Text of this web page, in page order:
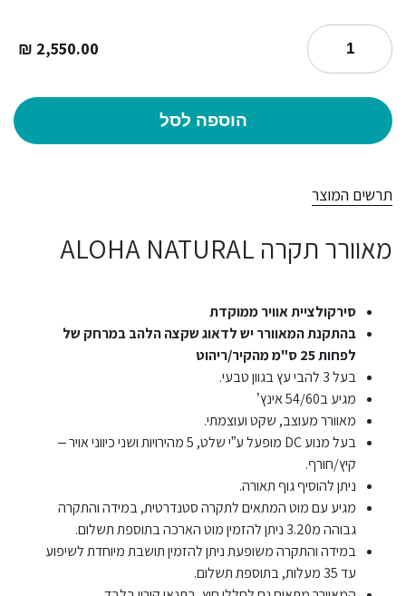
2,550.00
₪
הוספה לסל
תרשים המוצר
מאוורר תקרה ALOHA NATURAL
סירקולציית אוויר ממוקדת
בהתקנת המאוורר יש לדאוג שקצה הלהב במרחק של
לפחות 25 ס"מ מהקיר/ריהוט
בעל 3 להבי עץ בגוון טבעי.
מגיע ב54/60 אינץ’
מאוורר מעוצב, שקט ועוצמתי.
בעל מנוע DC מופעל ע”י שלט, 5 מהירויות ושני כיווני אויר –
קיץ/חורף.
ניתן להוסיף גוף תאורה.
מגיע עם מוט המתאים לתקרה סטנדרטית, במידה והתקרה
גבוהה מ3.20 ניתן להזמין מוט הארכה בתוספת תשלום.
במידה והתקרה משופעת ניתן להזמין תושבת מיוחדת לשיפוע
עד 35 מעלות, בתוספת תשלום.